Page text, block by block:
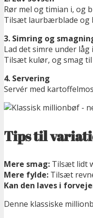
Rør mel og timian i, og
Tilsæt laurbærblade og
3. Simring og
Lad det simre under
Tilsæt kulør, og smag til
4. Servering
Servér med
Tips til
Mere smag: Tilsæt lidt
Mere fylde: Tilsæt
Kan den laves i
Denne klassiske